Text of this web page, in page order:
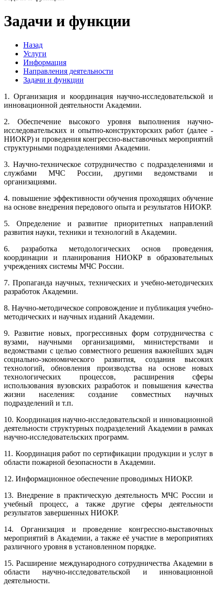
Задачи и функции
Назад
Услуги
Информация
Направления деятельности
Задачи и функции
1. Организация и координация научно-исследовательской и
инновационной деятельности Академии.
2. Обеспечение высокого уровня выполнения научно-
исследовательских и опытно-конструкторских работ (далее ‑
НИОКР) и проведения конгрессно-выставочных мероприятий
структурными подразделениями Академии.
3. Научно-техническое сотрудничество с подразделениями и
службами МЧС России, другими ведомствами и
организациями.
4. повышение эффективности обучения проходящих обучение
на основе внедрения передового опыта и результатов НИОКР.
5. Определение и развитие приоритетных направлений
развития науки, техники и технологий в Академии.
6. разработка методологических основ проведения,
координации и планирования НИОКР в образовательных
учреждениях системы МЧС России.
7. Пропаганда научных, технических и учебно-методических
разработок Академии.
8. Научно-методическое сопровождение и публикация учебно-
методических и научных изданий Академии.
9. Развитие новых, прогрессивных форм сотрудничества с
вузами, научными организациями, министерствами и
ведомствами с целью совместного решения важнейших задач
социально-экономического развития, создания высоких
технологий, обновления производства на основе новых
технологических процессов, расширения сферы
использования вузовских разработок и повышения качества
жизни населения: создание совместных научных
подразделений и т.п.
10. Координация научно-исследовательской и инновационной
деятельности структурных подразделений Академии в рамках
научно-исследовательских программ.
11. Координация работ по сертификации продукции и услуг в
области пожарной безопасности в Академии.
12. Информационное обеспечение проводимых НИОКР.
13. Внедрение в практическую деятельность МЧС России и
учебный процесс, а также другие сферы деятельности
результатов завершенных НИОКР.
14. Организация и проведение конгрессно-выставочных
мероприятий в Академии, а также её участие в мероприятиях
различного уровня в установленном порядке.
15. Расширение международного сотрудничества Академии в
области научно-исследовательской и инновационной
деятельности.